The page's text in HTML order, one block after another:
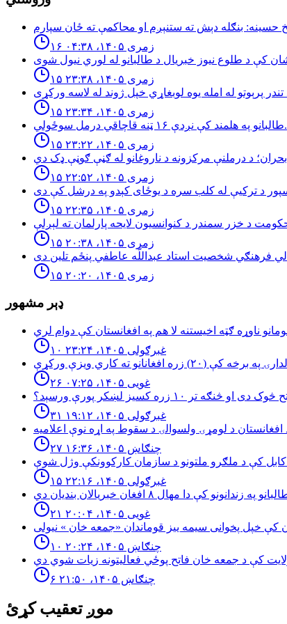
۱۶ زمری ۱۴۰۵، ۰۴:۳۸
۱۵ زمری ۱۴۰۵، ۲۳:۳۸
۱۵ زمری ۱۴۰۵، ۲۳:۳۴
طالبانو په هلمند كې نږدې ۱۶ ټنه قاچاقي درمل سوځولي.
۱۵ زمری ۱۴۰۵، ۲۳:۲۲
۱۵ زمری ۱۴۰۵، ۲۲:۵۲
۱۵ زمری ۱۴۰۵، ۲۲:۳۵
۱۵ زمری ۱۴۰۵، ۲۰:۳۸
۱۵ زمری ۱۴۰۵، ۲۰:۲۰
ډېر مشهور
۱۰ غبرګولی ۱۴۰۵، ۲۳:۲۴
۲۶ غویی ۱۴۰۵، ۰۷:۲۵
تر ۱۰ زره کسیز لښکر پورې ورسېد؟
۳۱ غبرګولی ۱۴۰۵، ۱۹:۱۲
۲۷ چنګاښ ۱۴۰۵، ۱۶:۳۶
۱۵ غبرګولی ۱۴۰۵، ۲۲:۱۶
۲۱ غویی ۱۴۰۵، ۲۰:۰۴
۱۰ چنګاښ ۱۴۰۵، ۲۰:۲۴
۶ چنګاښ ۱۴۰۵، ۲۱:۵۰
موږ تعقیب کړئ